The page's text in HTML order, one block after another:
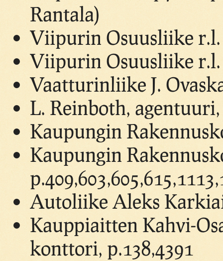
Rantala)
Viipurin Osuusliike r.l.
Viipurin Osuusliike r.l.
Vaatturinliike J.
L. Reinboth,
Kaupungin
Kaupungin
Autoliike Aleks
Kauppiaitten Kahvi-
konttori, p.138,4391